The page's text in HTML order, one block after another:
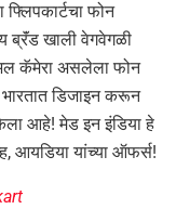
फोन
ब्रॅंड खाली वेगवेगळी
कॅमेरा असलेला फोन
भारतात डिजाइन करून
आहे! मेड इन इंडिया हे
आयडिया यांच्या ऑफर्स!